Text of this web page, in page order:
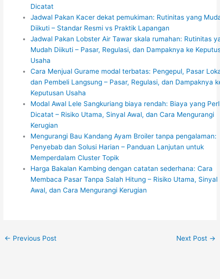
Dicatat
Jadwal Pakan Kacer dekat pemukiman: Rutinitas yang
Diikuti – Standar Resmi vs Praktik Lapangan
Jadwal Pakan Lobster Air Tawar skala rumahan: Rutinitas
Mudah Diikuti – Pasar, Regulasi, dan Dampaknya ke
Usaha
Cara Menjual Gurame modal terbatas: Pengepul, Pasar
dan Pembeli Langsung – Pasar, Regulasi, dan Dampaknya
Keputusan Usaha
Modal Awal Lele Sangkuriang biaya rendah: Biaya yang
Dicatat – Risiko Utama, Sinyal Awal, dan Cara Mengurangi
Kerugian
Mengurangi Bau Kandang Ayam Broiler tanpa pengalaman:
Penyebab dan Solusi Harian – Panduan Lanjutan untuk
Memperdalam Cluster Topik
Harga Bakalan Kambing dengan catatan sederhana: Cara
Membaca Pasar Tanpa Salah Hitung – Risiko Utama, Sinyal
Awal, dan Cara Mengurangi Kerugian
← Previous Post Next Post →